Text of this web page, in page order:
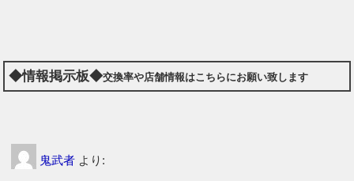
◆情報掲示板◆交換率や店舗情報はこちらにお願い致します
鬼武者 より: